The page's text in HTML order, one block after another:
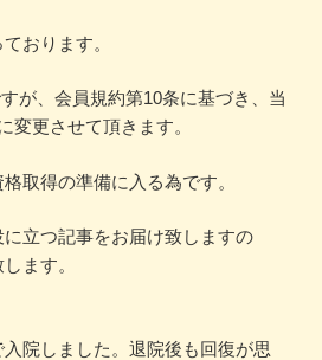
おります。
が、会員規約第10条に基づき、当
変更させて頂きます。
取得の準備に入る為です。
立つ記事をお届け致しますの
ます。
院しました。退院後も回復が思